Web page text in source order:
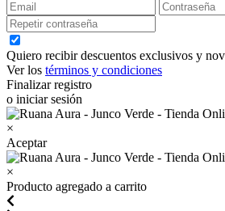
Quiero recibir descuentos exclusivos y
Ver los términos y condiciones
Finalizar registro
o iniciar sesión
×
Aceptar
×
Producto agregado a carrito